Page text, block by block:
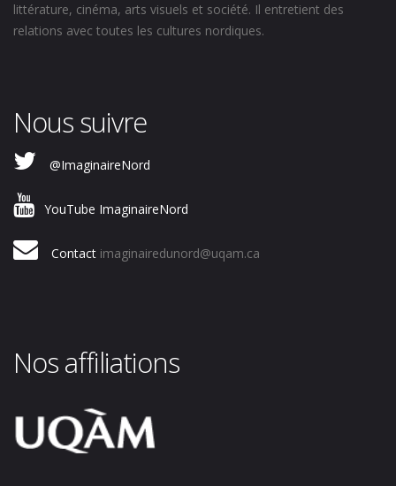
littérature, cinéma, arts visuels et société. Il entretient des
relations avec toutes les cultures nordiques.
Nous suivre
@ImaginaireNord
YouTube ImaginaireNord
Contact imaginairedunord@uqam.ca
Nos affiliations